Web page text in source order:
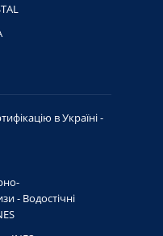
в Україні -
- Водостічні